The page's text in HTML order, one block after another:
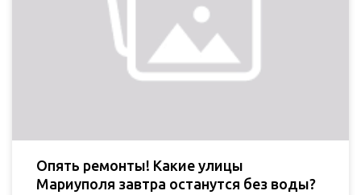
Опять ремонты! Какие улицы
Мариуполя завтра останутся без воды?